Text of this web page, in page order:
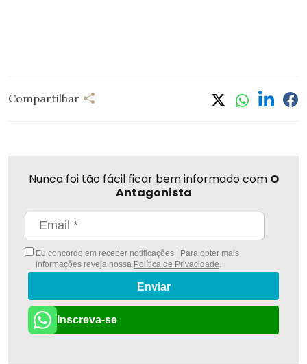
Compartilhar
Nunca foi tão fácil ficar bem informado com O
Antagonista
Eu concordo em receber notificações | Para obter mais
informações reveja nossa Política de Privacidade
Enviar
Inscreva-se